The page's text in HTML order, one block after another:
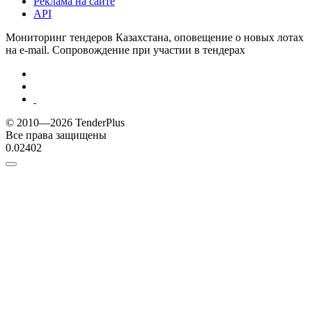
API
Мониторинг тендеров Казахстана, оповещение о новых лотах
на e-mail. Сопровождение при участии в тендерах
© 2010—2026 TenderPlus
Все права защищены
0.02402